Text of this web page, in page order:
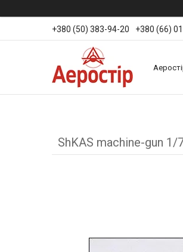
+380 (50) 383-94-20 +380 (66)
ShKAS machine-gun